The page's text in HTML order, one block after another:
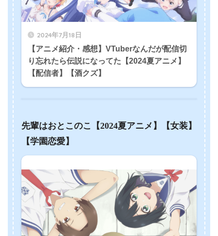
2024年7月18日
【アニメ紹介・感想】VTuberなんだが配信切
り忘れたら伝説になってた【2024夏アニメ】
【配信者】【酒クズ】
先輩はおとこのこ【2024夏アニメ】【女装】
【学園恋愛】